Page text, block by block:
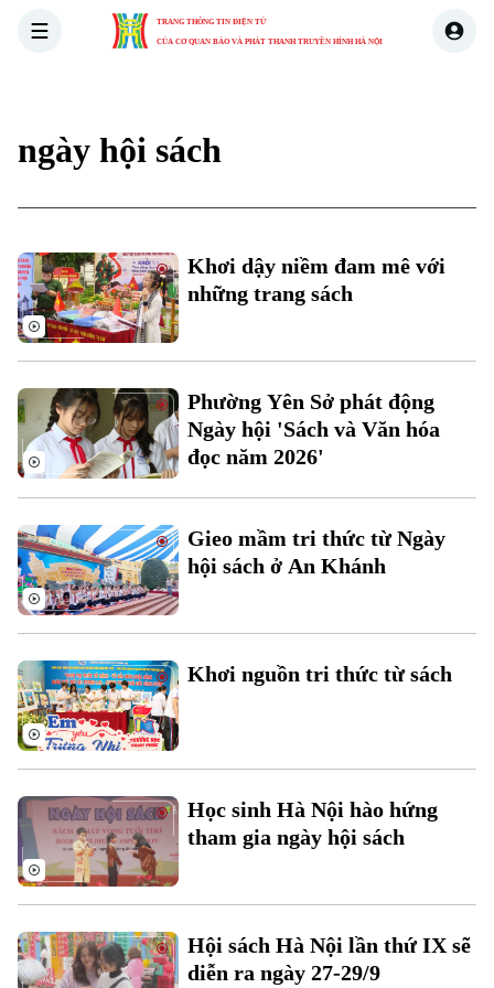
TRANG THÔNG TIN ĐIỆN TỬ
CỦA CƠ QUAN BÁO VÀ PHÁT THANH TRUYỀN HÌNH HÀ NỘI
Chuyên mục
Thời sự
Hà Nội
Chính trị
Xã hội
Công nghệ
Hà Nội
Nhịp sống Hà Nội
Người Hà Nội
Khoảnh khắc Hà Nội
Ẩm thực
Thế giới
Quân sự
Hồ sơ
Người Việt 4 phương
Kinh tế
Tin tức
Cafe sáng
Doanh nghiệp
Nhà đất
Tin tức
Đầu tư
Căn hộ
Đất đai
Kinh nghiệm
Tàu và Xe
Ô tô
Tàu
Thị trường
Giáo dục
Tin tức
Hướng nghiệp
Văn hóa
Tin tức
Sức khỏe
ngày hội sách
Khơi dậy niềm đam mê với
những trang sách
Phường Yên Sở phát động
Ngày hội 'Sách và Văn hóa
đọc năm 2026'
Gieo mầm tri thức từ Ngày
hội sách ở An Khánh
Khơi nguồn tri thức từ sách
Học sinh Hà Nội hào hứng
tham gia ngày hội sách
Hội sách Hà Nội lần thứ IX sẽ
diễn ra ngày 27-29/9